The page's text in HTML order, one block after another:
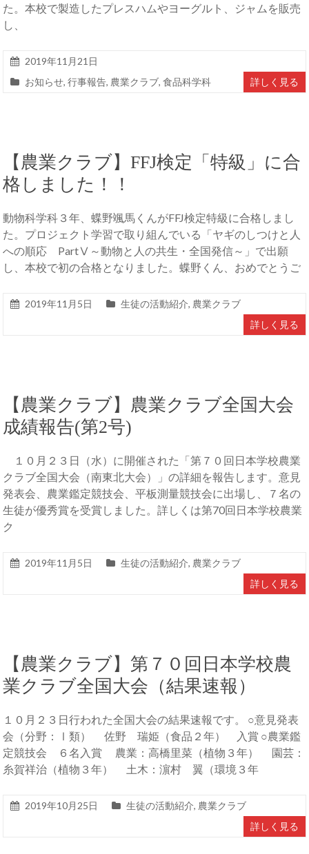
た。本校で製造したプレスハムやヨーグルト、ジャムを販売
し、
2019年11月21日
お知らせ,行事報告, 農業クラブ,食品科学科 詳しく見る
【農業クラブ】FFJ検定「特級」に合
格しました！！
動物科学科３年、蝶野颯馬くんがFFJ検定特級に合格しまし
た。プロジェクト学習で取り組んでいる「ヤギのしつけと人
への順応 PartⅤ～動物と人の共生・全国発信～」で出願
し、本校で初の合格となりました。蝶野くん、おめでとうご
2019年11月5日 生徒の活動紹介, 農業クラブ
詳しく見る
【農業クラブ】農業クラブ全国大会
成績報告(第2号)
１０月２３日（水）に開催された「第７０回日本学校農業
クラブ全国大会（南東北大会）」の詳細を報告します。意見
発表会、農業鑑定競技会、平板測量競技会に出場し、７名の
生徒が優秀賞を受賞しました。詳しくは第70回日本学校農業
ク
2019年11月5日 生徒の活動紹介, 農業クラブ
詳しく見る
【農業クラブ】第７０回日本学校農
業クラブ全国大会（結果速報）
１０月２３日行われた全国大会の結果速報です。 ○意見発表
会（分野：Ⅰ類） 佐野 瑞姫（食品２年） 入賞 ○農業鑑
定競技会 ６名入賞 農業：高橋里菜（植物３年） 園芸：
糸賀祥治（植物３年） 土木：濵村 翼（環境３年
2019年10月25日 生徒の活動紹介, 農業クラブ
詳しく見る